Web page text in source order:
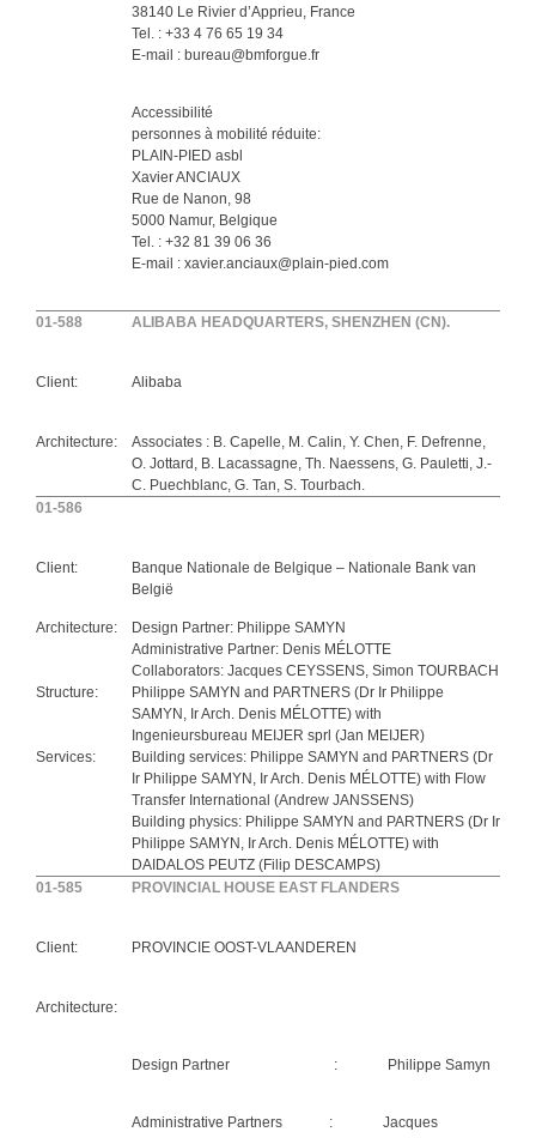
38140 Le Rivier d’Apprieu, France
Tel. : +33 4 76 65 19 34
E-mail : bureau@bmforgue.fr
Accessibilité
personnes à mobilité réduite:
PLAIN-PIED asbl
Xavier ANCIAUX
Rue de Nanon, 98
5000 Namur, Belgique
Tel. : +32 81 39 06 36
E-mail : xavier.anciaux@plain-pied.com
01-588 ALIBABA HEADQUARTERS, SHENZHEN (CN).
Client: Alibaba
Architecture:
Associates : B. Capelle, M. Calin, Y. Chen, F. Defrenne,
O. Jottard, B. Lacassagne, Th. Naessens, G. Pauletti, J.-
C. Puechblanc, G. Tan, S. Tourbach.
01-586
Client:
Banque Nationale de Belgique – Nationale Bank van
België
Architecture:
Design Partner: Philippe SAMYN
Administrative Partner: Denis MÉLOTTE
Collaborators: Jacques CEYSSENS, Simon TOURBACH
Structure:
Philippe SAMYN and PARTNERS (Dr Ir Philippe
SAMYN, Ir Arch. Denis MÉLOTTE) with
Ingenieursbureau MEIJER sprl (Jan MEIJER)
Services:
Building services: Philippe SAMYN and PARTNERS (Dr
Ir Philippe SAMYN, Ir Arch. Denis MÉLOTTE) with Flow
Transfer International (Andrew JANSSENS)
Building physics: Philippe SAMYN and PARTNERS (Dr Ir
Philippe SAMYN, Ir Arch. Denis MÉLOTTE) with
DAIDALOS PEUTZ (Filip DESCAMPS)
01-585
PROVINCIAL HOUSE EAST FLANDERS
Client: PROVINCIE OOST-VLAANDEREN
Architecture:
Design Partner : Philippe Samyn
Administrative Partners : Jacques